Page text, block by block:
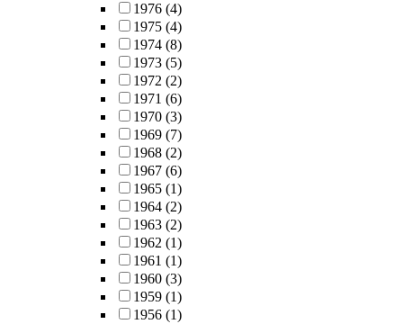
1976 (4)
1975 (4)
1974 (8)
1973 (5)
1972 (2)
1971 (6)
1970 (3)
1969 (7)
1968 (2)
1967 (6)
1965 (1)
1964 (2)
1963 (2)
1962 (1)
1961 (1)
1960 (3)
1959 (1)
1956 (1)